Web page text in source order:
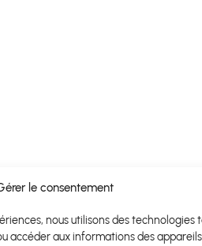
le consentement
nous utilisons des technologies
accéder aux informations des